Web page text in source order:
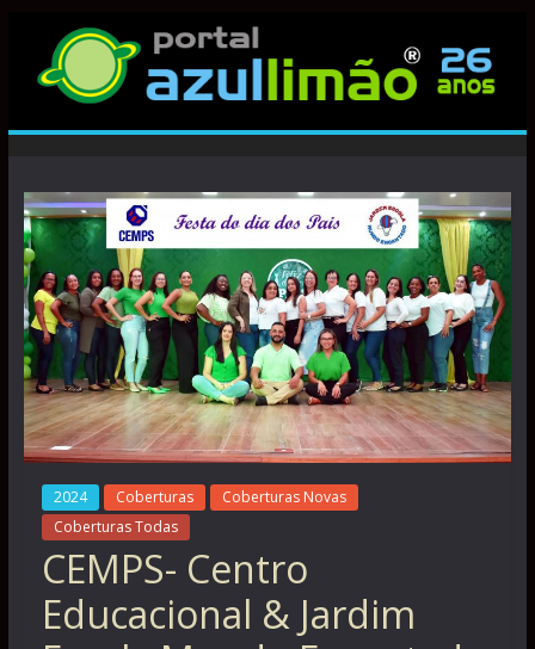
2024 Coberturas
Coberturas Novas
Coberturas Todas
CEMPS- Centro
Educacional & Jardim